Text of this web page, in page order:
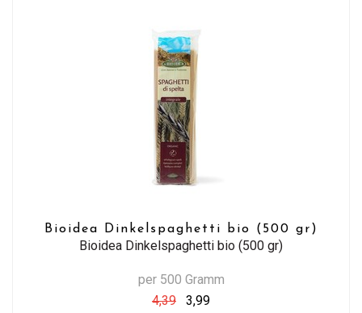
Bioidea Dinkelspaghetti bio (500 gr)
Bioidea Dinkelspaghetti bio (500 gr)
per 500 Gramm
4,39
3,99